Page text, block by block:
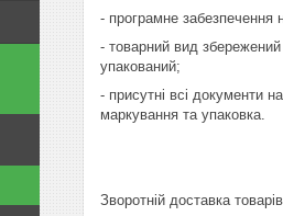
- програмне забезпечення
- товарний вид
упакований;
- присутні всі документи
маркування та упаковка.
Зворотній доставка